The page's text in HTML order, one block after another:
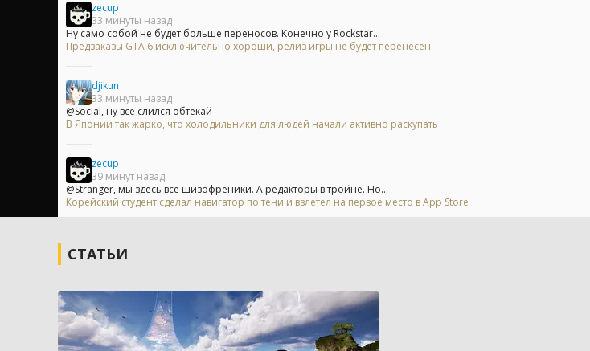
zecup
33 минуты назад
Ну само собой не будет больше переносов. Конечно у Rockstar...
Предзаказы GTA 6 исключительно хороши, релиз игры не будет перенесён
djikun
33 минуты назад
@Social, ну все слился обтекай
В Японии так жарко, что холодильники для людей начали активно раскупать
zecup
39 минут назад
@Stranger, мы здесь все шизофреники. А редакторы в тройне. Но...
Корейский студент сделал навигатор по тени и взлетел на первое место в App Store
СТАТЬИ